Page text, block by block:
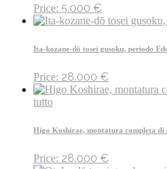
Price: 5.000 €
Ita-kozane-dō tosei gusoku, periodo
Price: 28.000 €
tutto
Higo Koshirae, montatura completa di
Price: 28.000 €